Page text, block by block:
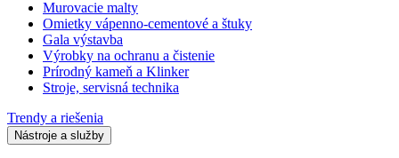
Murovacie malty
Omietky vápenno-cementové a štuky
Gala výstavba
Výrobky na ochranu a čistenie
Prírodný kameň a Klinker
Stroje, servisná technika
Trendy a riešenia
Nástroje a služby